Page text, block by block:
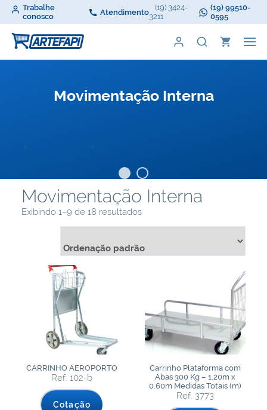
Trabalhe
conosco
Atendimento
(19) 3424-
3211
(19) 99510-
0595
Movimentação Interna
‹ ›
Movimentação Interna
Exibindo 1–9 de 18 resultados
CARRINHO AEROPORTO
Ref. 102-b
Cotação
Carrinho Plataforma com
Abas 300 Kg – 1.20m x
0.60m Medidas Totais (m)
Ref. 3773